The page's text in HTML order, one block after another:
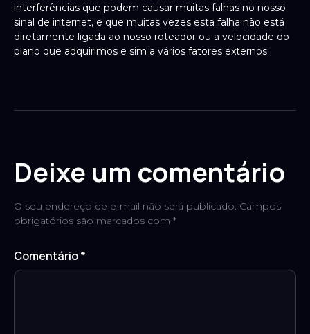
interferências que podem causar muitas falhas no nosso
sinal de internet, e que muitas vezes esta falha não está
diretamente ligada ao nosso roteador ou a velocidade do
plano que adquirimos e sim a vários fatores externos.
Deixe um comentário
O seu endereço de e-mail não será publicado. Campos
obrigatórios são marcados com *
Comentário*